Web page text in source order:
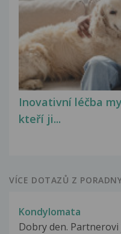
Inovativní léčba
kteří ji...
VÍCE DOTAZŮ Z
Kondylomata
Dobry den.